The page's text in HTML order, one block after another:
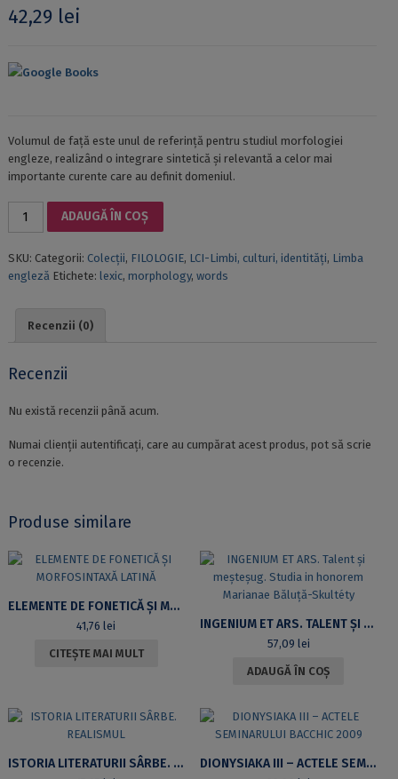
42,29 lei
Google Books
Volumul de față este unul de referință pentru studiul morfologiei
engleze, realizând o integrare sintetică și relevantă a celor mai
importante curente care au definit domeniul.
IN
ENGLISH.
ADAUGĂ ÎN COȘ
SKU: Categorii: Colecții, FILOLOGIE, LCI-Limbi, culturi, identități, Limba
engleză Etichete: lexic, morphology, words
Recenzii (0)
Recenzii
Nu există recenzii până acum.
Numai clienții autentificați, care au cumpărat acest produs, pot să scrie
o recenzie.
Produse similare
ELEMENTE DE FONETICĂ ȘI MORFOSINTAXĂ LATINĂ
41,76lei
CITEȘTE MAI MULT
INGENIUM ET ARS. TALENT ȘI MEȘTEȘUG. STUDIA IN HONOREM MARIANAE BĂLUȚĂ-SKULTÉTY
57,09 lei
ADAUGĂ ÎN COȘ
ISTORIA LITERATURII SÂRBE. REALISMUL DIONYSIAKA III – ACTELE SEMINARULUI BACCHIC 2009